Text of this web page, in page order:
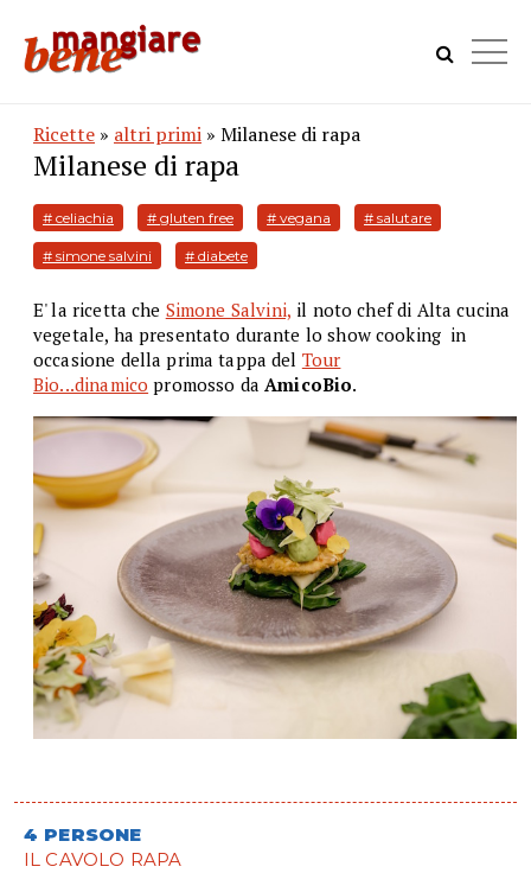
Ricette » altri primi » Milanese di rapa
Milanese di rapa
# celiachia # gluten free # vegana # salutare
# simone salvini # diabete
E' la ricetta che Simone Salvini, il noto chef di Alta cucina
vegetale, ha presentato durante lo show cooking in
occasione della prima tappa del Tour
Bio...dinamico promosso daAmicoBio.
4 PERSONE
IL CAVOLO RAPA